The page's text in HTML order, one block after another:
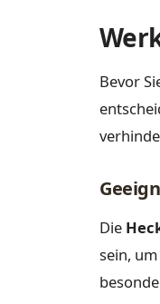
Bevor
Die
sein,